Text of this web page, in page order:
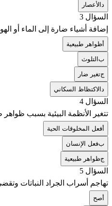
د الأعصار
السؤال 3
إضافة أشياء ضارة إلى الماء أو
أظواهر طبيعية
ب التلوث
جتغير ضار
د الاكتظاظ السكاني
السؤال 4
تتغير الأنظمة البيئية بسبب
أفعل المخلوقات الحية
بفعل الإنسان
جظواهر طبيعية
السؤال 5
تهاجم أسراب الجراد النباتات
أصح